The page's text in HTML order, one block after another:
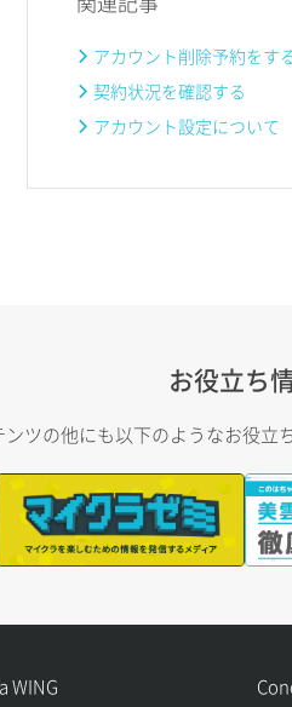
アカウント削除予約をす
契約状況を確認する
アカウント設定について
お役立ち
ツの他にも以下のようなお役
WING